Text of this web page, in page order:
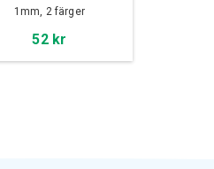
1mm, 2 färger
52 kr